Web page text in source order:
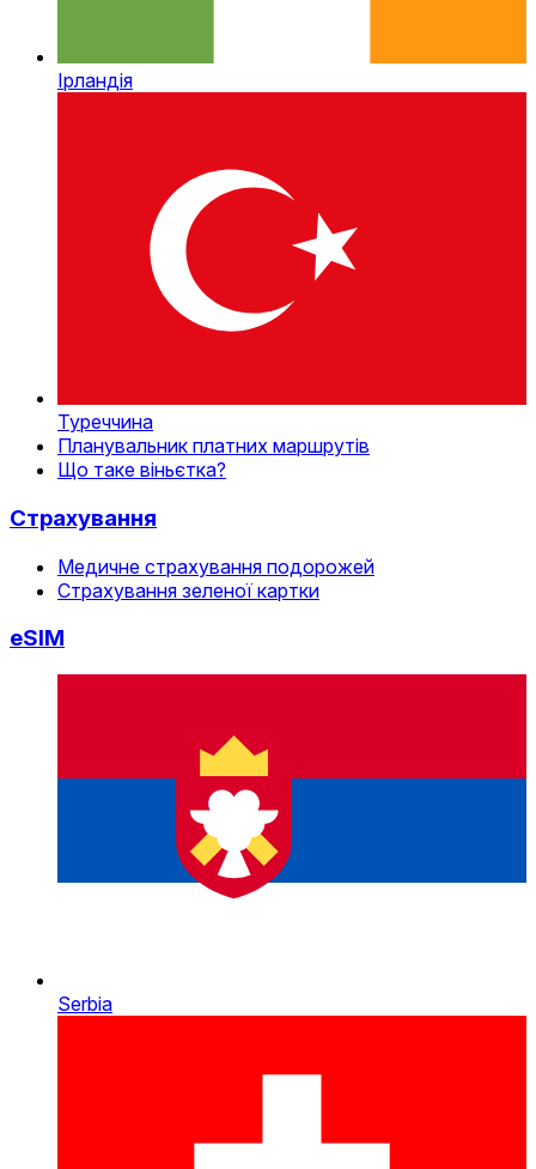
Ірландія
Туреччина
Планувальник платних маршрутів
Що таке віньєтка?
Страхування
Медичне страхування подорожей
Страхування зеленої картки
eSIM
Serbia